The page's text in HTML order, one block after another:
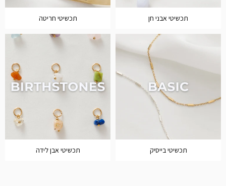
תכשיטי אבני חן תכשיטי חריטה
תכשיטי בייסיק תכשיטי אבן לידה